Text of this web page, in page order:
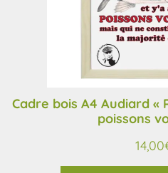
Cadre bois A4 Audiard «
poissons
14,00